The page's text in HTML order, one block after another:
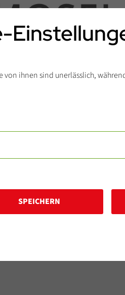
von ihnen sind unerlässlich,
SPEICHERN